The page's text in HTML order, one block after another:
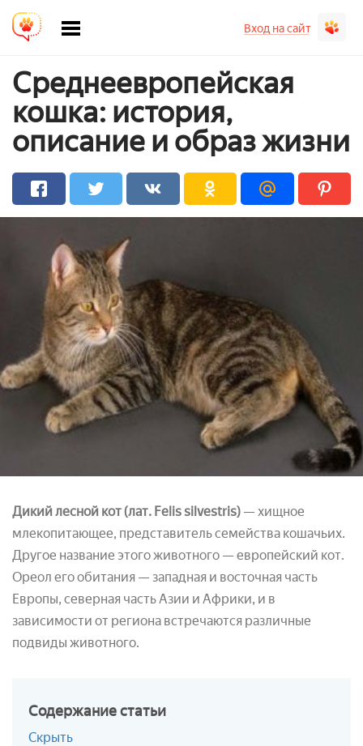
Вход на сайт
Среднеевропейская
кошка: история,
описание и образ жизни
Дикий лесной кот (лат. Felis silvestris) — хищное
млекопитающее, представитель семейства кошачьих.
Другое название этого животного — европейский кот.
Ореол его обитания — западная и восточная часть
Европы, северная часть Азии и Африки, и в
зависимости от региона встречаются различные
подвиды животного.
Содержаниестатьи
Скрыть